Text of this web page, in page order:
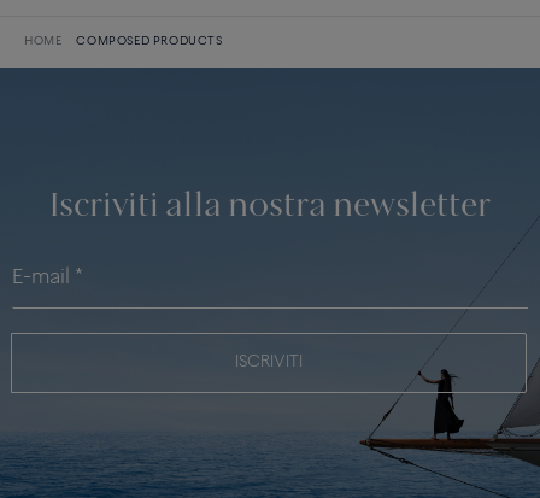
HOME COMPOSED PRODUCTS
Iscriviti alla nostra newsletter
ISCRIVITI